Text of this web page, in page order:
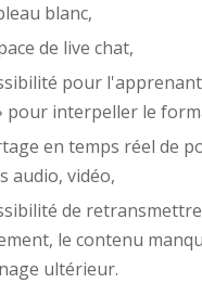
blanc,
de live chat,
pour
pour interpeller le
en temps réel de
audio, vidéo,
de
le contenu
ultérieur.